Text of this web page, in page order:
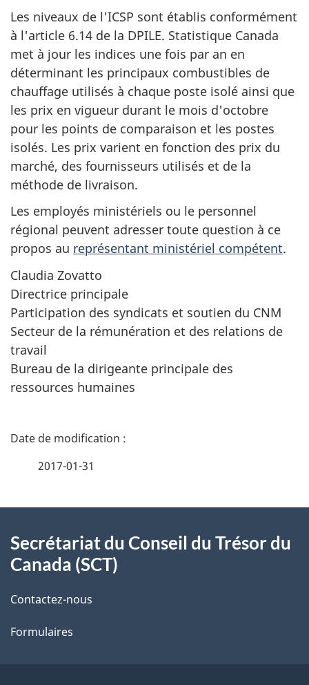
Les niveaux de l'ICSP sont établis conformément
à l'article 6.14 de la DPILE. Statistique Canada
met à jour les indices une fois par an en
déterminant les principaux combustibles de
chauffage utilisés à chaque poste isolé ainsi que
les prix en vigueur durant le mois d'octobre
pour les points de comparaison et les postes
isolés. Les prix varient en fonction des prix du
marché, des fournisseurs utilisés et de la
méthode de livraison.
Les employés ministériels ou le personnel
régional peuvent adresser toute question à ce
propos au représentant ministériel compétent.
Claudia Zovatto
Directrice principale
Participation des syndicats et soutien du CNM
Secteur de la rémunération et des relations de
travail
Bureau de la dirigeante principale des
ressources humaines
D
i
s
d
2017-01-31
propos
de
ce
site
Secrétariat du Conseil du Trésor du
Canada (SCT)
Contactez-nous
Formulaires